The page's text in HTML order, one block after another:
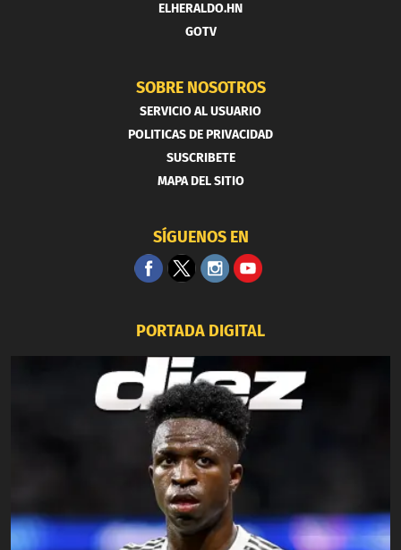
ELHERALDO.HN
GOTV
SOBRE NOSOTROS
SERVICIO AL USUARIO
POLITICAS DE PRIVACIDAD
SUSCRIBETE
MAPA DEL SITIO
SÍGUENOS EN
PORTADA DIGITAL